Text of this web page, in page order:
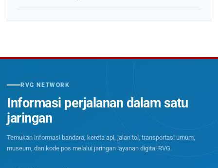
RVG NETWORK
Informasi perjalanan dalam satu
jaringan
Temukan informasi bandara, kereta api, jalan tol, transportasi umum,
museum, dan kode pos melalui jaringan layanan digital RVG.